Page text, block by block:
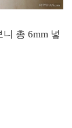
총 6mm 넣